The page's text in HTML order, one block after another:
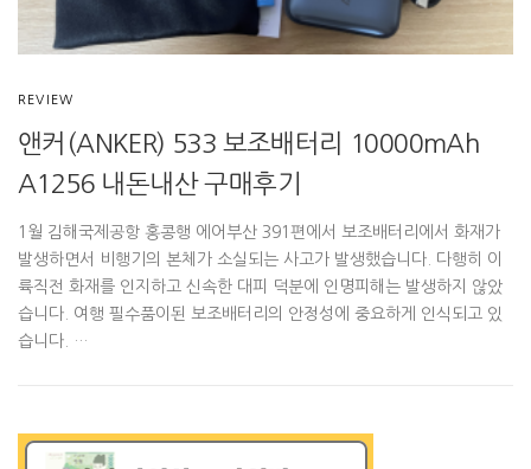
REVIEW
앤커(ANKER) 533 보조배터리 10000mAh
A1256 내돈내산 구매후기
1월 김해국제공항 홍콩행 에어부산 391편에서 보조배터리에서 화재가
발생하면서 비행기의 본체가 소실되는 사고가 발생했습니다. 다행히 이
륙직전 화재를 인지하고 신속한 대피 덕분에 인명피해는 발생하지 않았
습니다. 여행 필수품이된 보조배터리의 안정성에 중요하게 인식되고 있
습니다. …